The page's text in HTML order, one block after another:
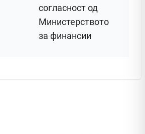
согласност од
Министерството
за финансии